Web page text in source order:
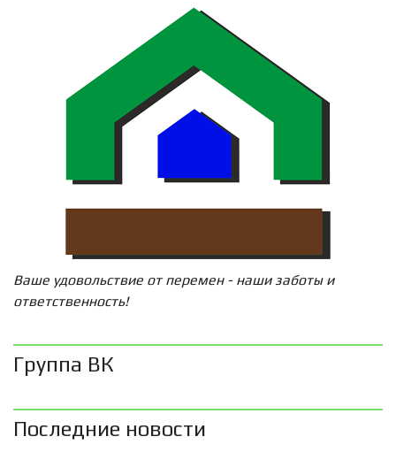
Ваше удовольствие от перемен - наши заботы и
ответственность!
Группа ВК
Последние новости